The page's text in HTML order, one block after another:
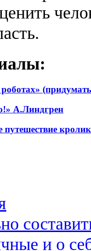
А.Линдгрен
путешествие
и о